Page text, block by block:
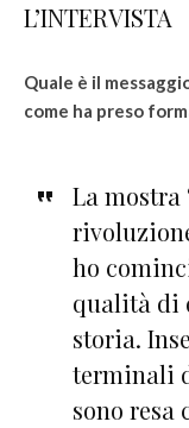
L’INTERVISTA
Quale è il
come ha preso
La mostra
ho
qualità di
storia.
terminali
sono resa